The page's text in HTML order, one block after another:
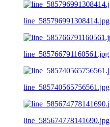
line_585796991308414.jpg
line_585766791160561.jpg
line_585740565756561.jpg
line_585674778141690.jpg